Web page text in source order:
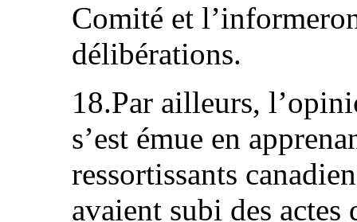
Comité et
délibérations.
18.Par ailleurs,
s’est émue en
ressortissants
avaient subi des actes